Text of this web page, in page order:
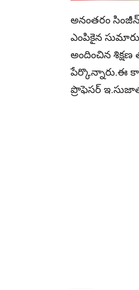
అనంతరం
ఎంపికైన
అందించిన
పేర్కొన్నారు.ఈ
ప్రొఫెసర్